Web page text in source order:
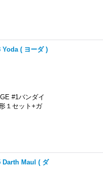
Yoda ( ヨーダ )
#1バンダイ
１セット+ガ
Darth Maul ( ダ